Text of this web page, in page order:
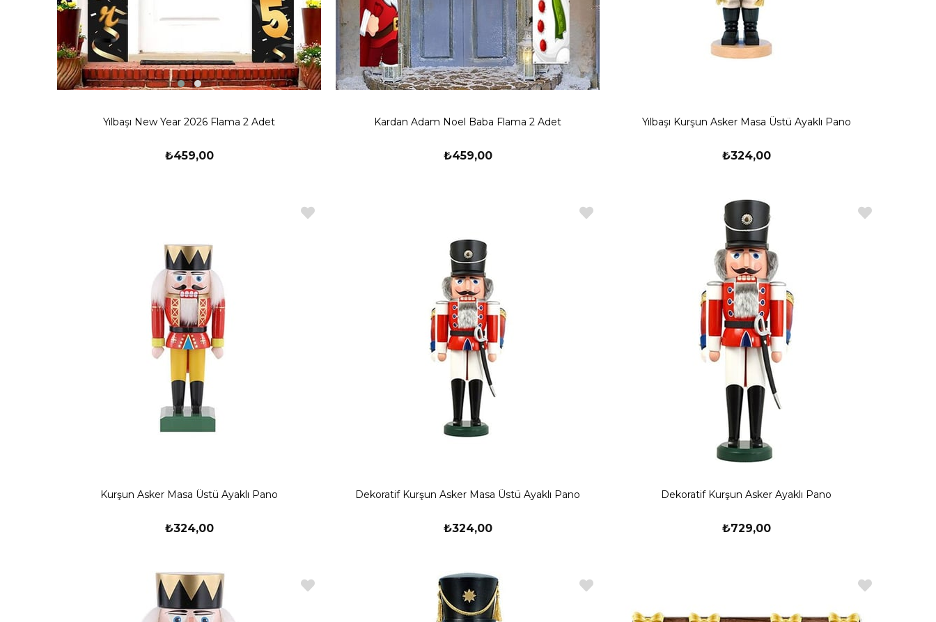
Yılbaşı New Year 2026 Flama 2 Adet
₺459,00
Kardan Adam Noel Baba Flama 2 Adet
₺459,00
Yılbaşı Kurşun Asker Masa Üstü Ayaklı Pano
₺324,00
Kurşun Asker Masa Üstü Ayaklı Pano
₺324,00
Dekoratif Kurşun Asker Masa Üstü Ayaklı Pano
₺324,00
Dekoratif Kurşun Asker Ayaklı Pano
₺729,00